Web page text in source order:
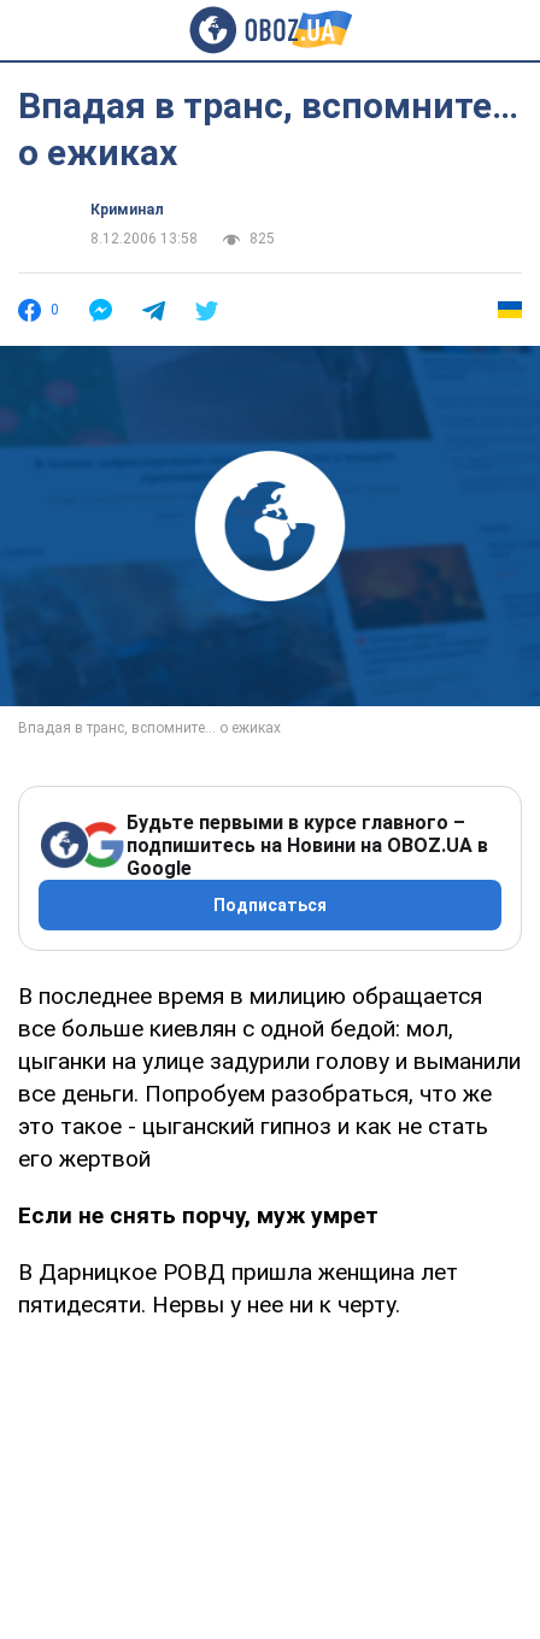
Впадая в транс, вспомните…
о ежиках
Криминал
8.12.2006 13:58
825
0
Будьте первыми в курсе главного –
подпишитесь на Новини на OBOZ.UA в
Google
Подписаться
В последнее время в милицию обращается
все больше киевлян с одной бедой: мол,
цыганки на улице задурили голову и вымани­ли
все деньги. Попробуем разобраться, что же
это такое - цыганский гипноз и как не стать
его жертвой
Если не снять порчу, муж умрет
В Дарницкое РОВД пришла женщина лет
пятидесяти. Нервы у нее ни к черту.